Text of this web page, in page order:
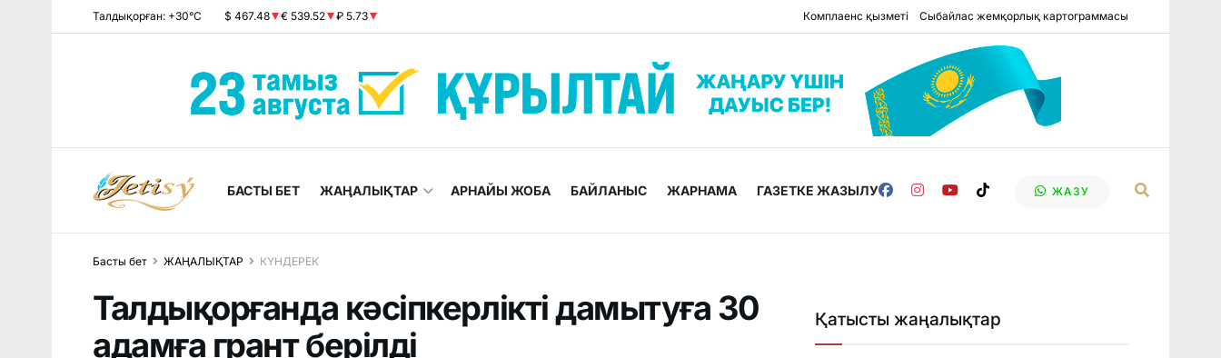
Талдықорған: +30°C $ 467.48 € 539.52 ₽ 5.73 Комплаенс қызметі Сыбайлас жемқорлық картограммасы
БАСТЫ БЕТ ЖАҢАЛЫҚТАР АРНАЙЫ ЖОБА БАЙЛАНЫС ЖАРНАМА ГАЗЕТКЕ ЖАЗЫЛУ ЖАЗУ
Басты бет ЖАҢАЛЫҚТАР КҮНДЕРЕК
Талдықорғанда кәсіпкерлікті дамытуға 30
адамға грант берілді
Қатысты жаңалықтар